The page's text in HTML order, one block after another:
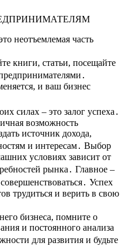
неотъемлемая часть
книги, статьи, посещайте
и ваш бизнес
силах – это залог успеха․
возможность
источник дохода,
и интересам․ Выбор
условиях зависит от
рынка․ Главное –
Успех
трудиться и верить в свою
бизнеса, помните о
и постоянного анализа
для развития и будьте